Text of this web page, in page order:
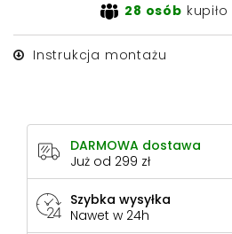
28 osób kupiło
Instrukcja montażu
DARMOWA dostawa
Już od 299 zł
Szybka wysyłka
Nawet w 24h